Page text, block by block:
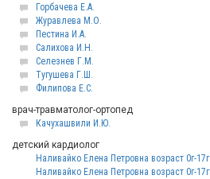
Горбачева Е.А.
Журавлева М.О.
Пестина И.А.
Салихова И.Н.
Селезнев Г.М.
Тугушева Г.Ш.
Филипова Е.С.
врач-травматолог-ортопед
Качухашвили И.Ю.
детский кардиолог
Наливайко Елена Петровна возраст 0г-17г
Наливайко Елена Петровна возраст 0г-17г